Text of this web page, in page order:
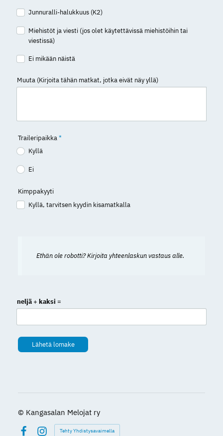
Junnuralli-halukkuus (K2)
Miehistöt ja viesti (jos olet käytettävissä miehistöihin tai
viestissä)
Ei mikään näistä
Muuta (Kirjoita tähän matkat, jotka eivät näy yllä)
Traileripaikka*
Kyllä
Ei
Kimppakyyti
Kyllä, tarvitsen kyydin kisamatkalla
Ethän ole robotti? Kirjoita yhteenlaskun vastaus alle.
neljä+kaksi =
Lähetä lomake
© Kangasalan Melojat ry
Tehty Yhdistysavaimella